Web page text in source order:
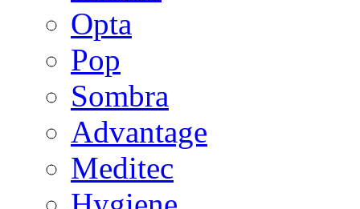
Opta
Pop
Sombra
Advantage
Meditec